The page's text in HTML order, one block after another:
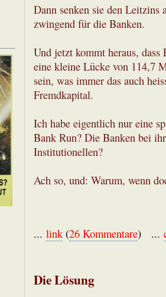
Dann senken sie den
zwingend für die Banken.
Und jetzt kommt heraus,
eine kleine Lücke von 114,7
sein, was immer das auch
Fremdkapital.
Ich habe eigentlich nur eine
Bank Run? Die Banken bei
Institutionellen?
Ach so, und: Warum, wenn
... link(26 Kommentare) ...
Die Lösung